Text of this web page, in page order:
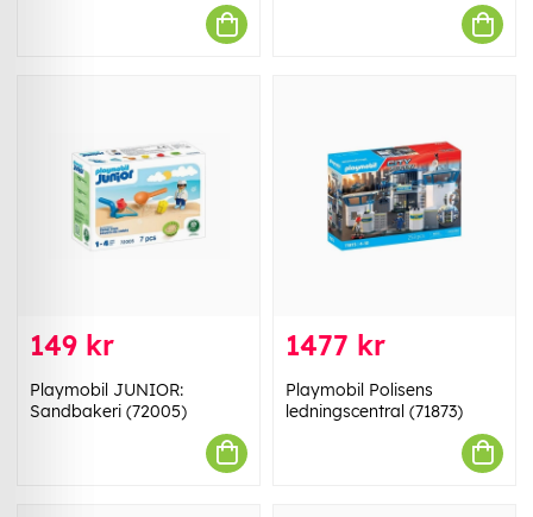
149 kr
Playmobil JUNIOR:
Sandbakeri (72005)
1477 kr
Playmobil Polisens
ledningscentral (71873)